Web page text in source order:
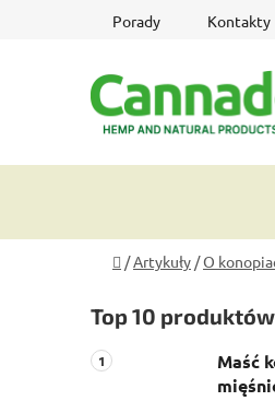
Porady Kontakty
Home
/Artykuły /O
a
s
e
Top 10 produktów
Maść